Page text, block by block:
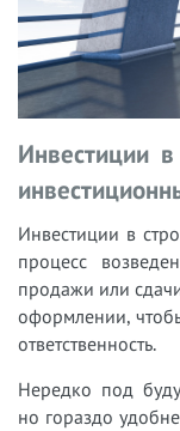
Инвестиции
Инвестиции в
процесс
продажи или
оформлении,
ответственность.
Нередко под
но гораздо